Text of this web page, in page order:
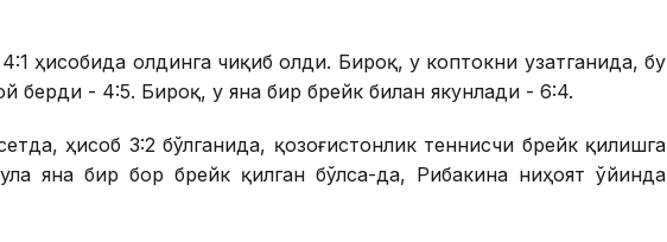
ҳисобида олдинга чиқиб олди. Бироқ, у коптокни узатганида, бу
берди - 4:5. Бироқ, у яна бир брейк билан якунлади - 6:4.
ҳисоб 3:2 бўлганида, қозоғистонлик теннисчи брейк қилишга
яна бир бор брейк қилган бўлса-да, Рибакина ниҳоят ўйинда